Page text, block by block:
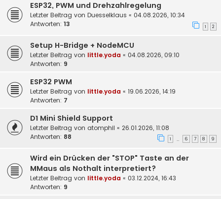
ESP32, PWM und Drehzahlregelung
Letzter Beitrag von Duesselklaus « 04.08.2026, 10:34
Antworten: 13 1 2
Setup H-Bridge + NodeMCU
Letzter Beitrag von little.yoda « 04.08.2026, 09:10
Antworten: 9
ESP32 PWM
Letzter Beitrag von little.yoda « 19.06.2026, 14:19
Antworten: 7
D1 Mini Shield Support
Letzter Beitrag von atomphil « 26.01.2026, 11:08
Antworten: 88 1 … 6 7 8 9
Wird ein Drücken der "STOP" Taste an der
MMaus als Nothalt interpretiert?
Letzter Beitrag von little.yoda « 03.12.2024, 16:43
Antworten: 9